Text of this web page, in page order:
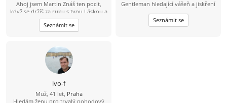
Ahoj jsem Martin Znáš ten pocit,
když se držíš za ruku s tvou Láskou a
čas jakoby neexistoval? Jsem 23 let,
sympatický, svobodný, muž se
smyslem pro humor a životem
držení za ruce bude pouhá
předzvěst toho nádherného, co s
ním prožije. Miluji večerní
procházky, když slunce zapadá. Mám
oblíbenou trasu kolem Vltavy. A pak
společný návrat s posezením a
večeří v útulné hospůdce by mohlo
Seznámit se
Gentleman hledající vášeň a jiskření
Seznámit se
ivo-f
Muž, 41 let, Praha
Hledám ženu pro trvalý pohodový